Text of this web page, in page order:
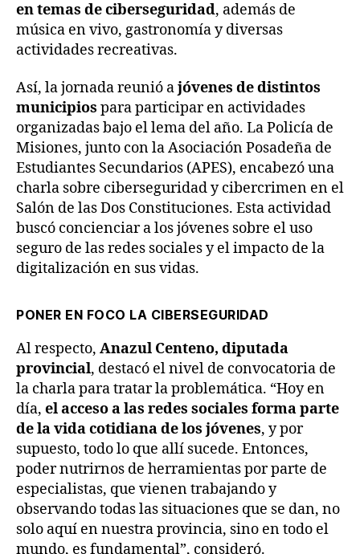
en temas de ciberseguridad, además de
música en vivo, gastronomía y diversas
actividades recreativas.
Así, la jornada reunió ajóvenes de distintos
municipios para participar en actividades
organizadas bajo el lema del año. La Policía de
Misiones, junto con la Asociación Posadeña de
Estudiantes Secundarios (APES), encabezó una
charla sobre ciberseguridad y cibercrimen en el
Salón de las Dos Constituciones. Esta actividad
buscó concienciar a los jóvenes sobre el uso
seguro de las redes sociales y el impacto de la
digitalización en sus vidas.
PONER EN FOCO LA CIBERSEGURIDAD
Al respecto, Anazul Centeno, diputada
provincial, destacó el nivel de convocatoria de
la charla para tratar la problemática. “Hoy en
día, el acceso a las redes sociales forma parte
de la vida cotidiana de los jóvenes, y por
supuesto, todo lo que allí sucede. Entonces,
poder nutrirnos de herramientas por parte de
especialistas, que vienen trabajando y
observando todas las situaciones que se dan, no
solo aquí en nuestra provincia, sino en todo el
mundo, es fundamental”, consideró.